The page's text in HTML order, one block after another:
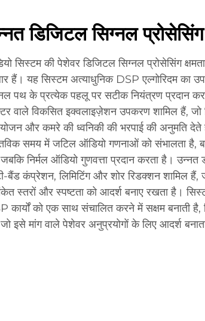
डिजिटल सिग्नल प्रोसेसिंग
सिस्टम की पेशेवर डिजिटल सिग्नल प्रोसेसिंग
हैं। यह सिस्टम अत्याधुनिक DSP एल्गोरिदम का
पथ के प्रत्येक पहलू पर सटीक नियंत्रण प्रदान
वाले विकसित इक्वलाइज़ेशन उपकरण शामिल हैं, जो
और कमरे की ध्वनिकी की भरपाई की अनुमति
समय में जटिल ऑडियो गणनाओं को संभालता है,
निर्मल ऑडियो गुणवत्ता प्रदान करता है। उन्नत
बैंड कंप्रेशन, लिमिटिंग और शोर रिडक्शन शामिल हैं,
स्तरों और स्पष्टता को आदर्श बनाए रखता है।
कार्यों को एक साथ संचालित करने में सक्षम बनाती है,
इसे मांग वाले पेशेवर अनुप्रयोगों के लिए आदर्श